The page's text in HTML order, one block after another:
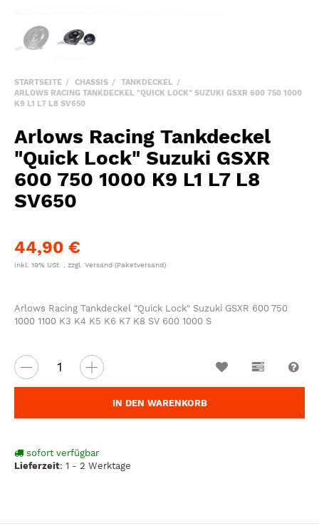
STARTSEITE CHASSIS
TANKDECKEL
ARLOWS RACING TANKDECKEL "QUICK LOCK" SUZUKI GSXR 600 750 1000
K9 L1 L7 L8 SV650
Arlows Racing Tankdeckel
"Quick Lock" Suzuki GSXR
600 750 1000 K9 L1 L7 L8
SV650
44,90 €
inkl. 19% USt. , zzgl. Versand (Paketversand)
Arlows Racing Tankdeckel "Quick Lock" Suzuki GSXR 600 750
1000 1100 K3 K4 K5 K6 K7 K8 SV 600 1000 S
IN DEN WARENKORB
sofort verfügbar
Lieferzeit: 1 - 2 Werktage
Wunschzettel